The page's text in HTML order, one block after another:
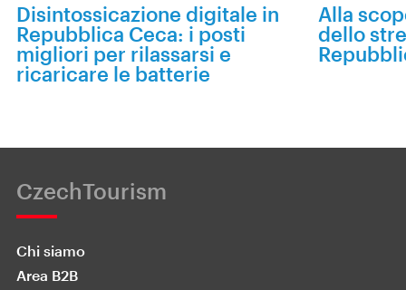
Disintossicazione digitale in
Repubblica Ceca: i posti
migliori per rilassarsi e
ricaricare le batterie
Alla
dello
CzechTourism
Chi siamo
Area B2B